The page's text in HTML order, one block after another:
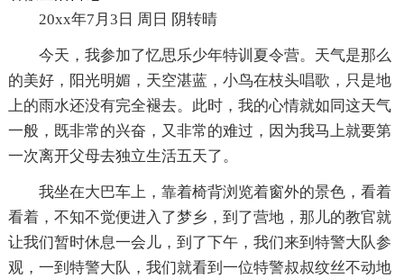
20xx年7月3日 周日 阴转晴
今天，我参加了忆思乐少年特训夏令营。天气是那么
的美好，阳光明媚，天空湛蓝，小鸟在枝头唱歌，只是地
上的雨水还没有完全褪去。此时，我的心情就如同这天气
一般，既非常的兴奋，又非常的难过，因为我马上就要第
一次离开父母去独立生活五天了。
我坐在大巴车上，靠着椅背浏览着窗外的景色，看着
看着，不知不觉便进入了梦乡，到了营地，那儿的教官就
让我们暂时休息一会儿，到了下午，我们来到特警大队参
观，一到特警大队，我们就看到一位特警叔叔纹丝不动地